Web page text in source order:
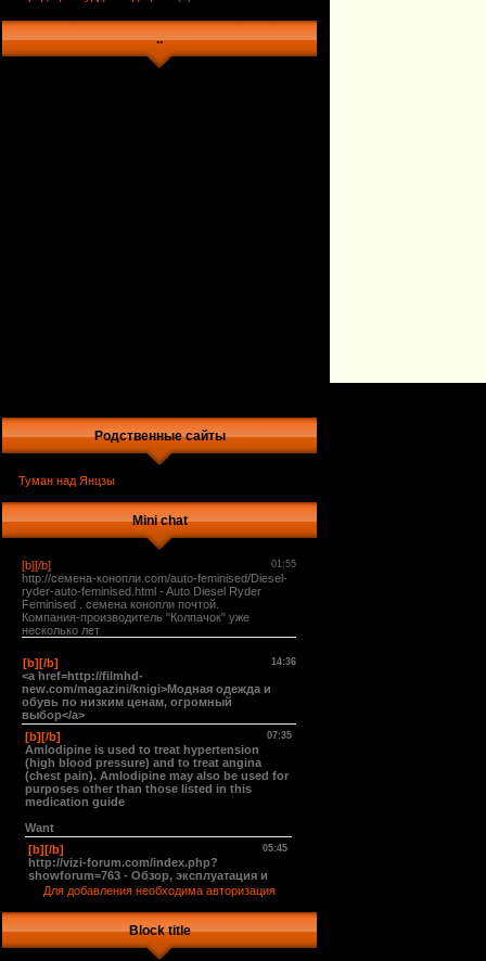
..
Родственные сайты
Туман над Янцзы
Mini chat
Для добавления необходима авторизация
Block title